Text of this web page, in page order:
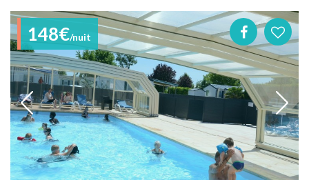
148€/nuit